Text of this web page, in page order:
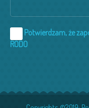
Potwierdzam, że
RODO